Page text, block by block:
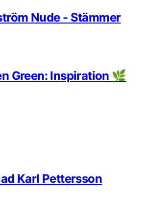
Nude - Stämmer
Green: Inspiration 🌿
Karl Pettersson